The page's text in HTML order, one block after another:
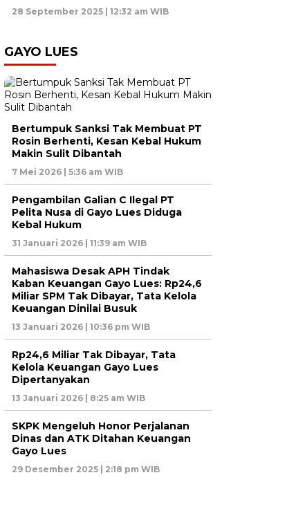
28 September 2025 | 12:32 am WIB
GAYO LUES
Bertumpuk Sanksi Tak Membuat PT
Rosin Berhenti, Kesan Kebal Hukum
Makin Sulit Dibantah
7 Mei 2026 | 5:36 am WIB
Pengambilan Galian C Ilegal PT
Pelita Nusa di Gayo Lues Diduga
Kebal Hukum
31 Januari 2026 | 11:39 am WIB
Mahasiswa Desak APH Tindak
Kaban Keuangan Gayo Lues: Rp24,6
Miliar SPM Tak Dibayar, Tata Kelola
Keuangan Dinilai Busuk
13 Januari 2026 | 10:36 pm WIB
Rp24,6 Miliar Tak Dibayar, Tata
Kelola Keuangan Gayo Lues
Dipertanyakan
13 Januari 2026 | 8:25 am WIB
SKPK Mengeluh Honor Perjalanan
Dinas dan ATK Ditahan Keuangan
Gayo Lues
29 Desember 2025 | 2:18 pm WIB